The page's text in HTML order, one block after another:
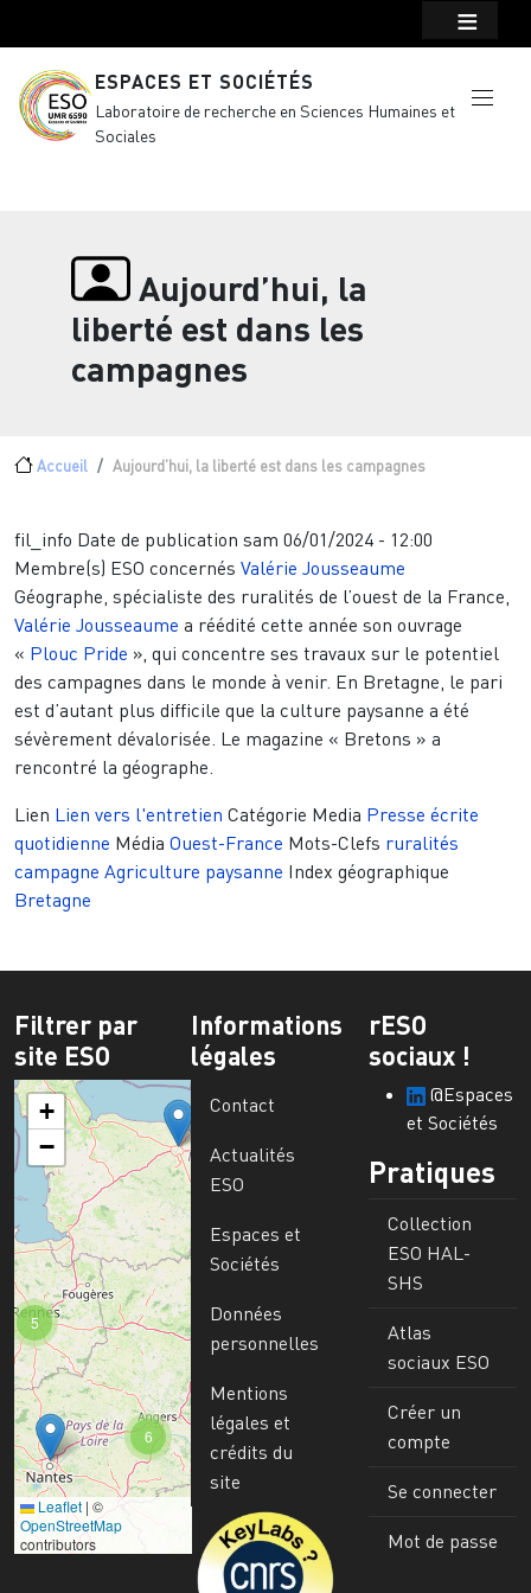
ESPACES ET SOCIÉTÉS
Laboratoire de recherche en Sciences Humaines et
Sociales
Aujourd’hui, la
liberté est dans les
campagnes
Fil d'Ariane
Accueil Aujourd’hui, la liberté est dans les campagnes
fil_info Date de publication sam 06/01/2024 - 12:00
Membre(s) ESO concernés Valérie Jousseaume
Géographe, spécialiste des ruralités de l’ouest de la France,
Valérie Jousseaume a réédité cette année son ouvrage
« Plouc Pride », qui concentre ses travaux sur le potentiel
des campagnes dans le monde à venir. En Bretagne, le pari
est d’autant plus difficile que la culture paysanne a été
sévèrement dévalorisée. Le magazine « Bretons » a
rencontré la géographe.
Lien Lien vers l'entretien Catégorie Media Presse écrite
quotidienne Média Ouest-France Mots-Clefs ruralités
campagne Agriculture paysanne Index géographique
Bretagne
Filtrer par
site ESO
6
5
+
−
Leaflet | ©
OpenStreetMap
contributors
Informations
légales
Contact
Actualités
ESO
Espaces et
Sociétés
Données
personnelles
Mentions
légales et
crédits du
site
Image
rESO
sociaux !
@Espaces
et Sociétés
Pratiques
Collection
ESO HAL-
SHS
Atlas
sociaux ESO
Créer un
compte
Se connecter
Mot de passe